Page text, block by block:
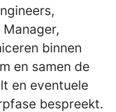
binnen
en samen de
en eventuele
bespreekt.